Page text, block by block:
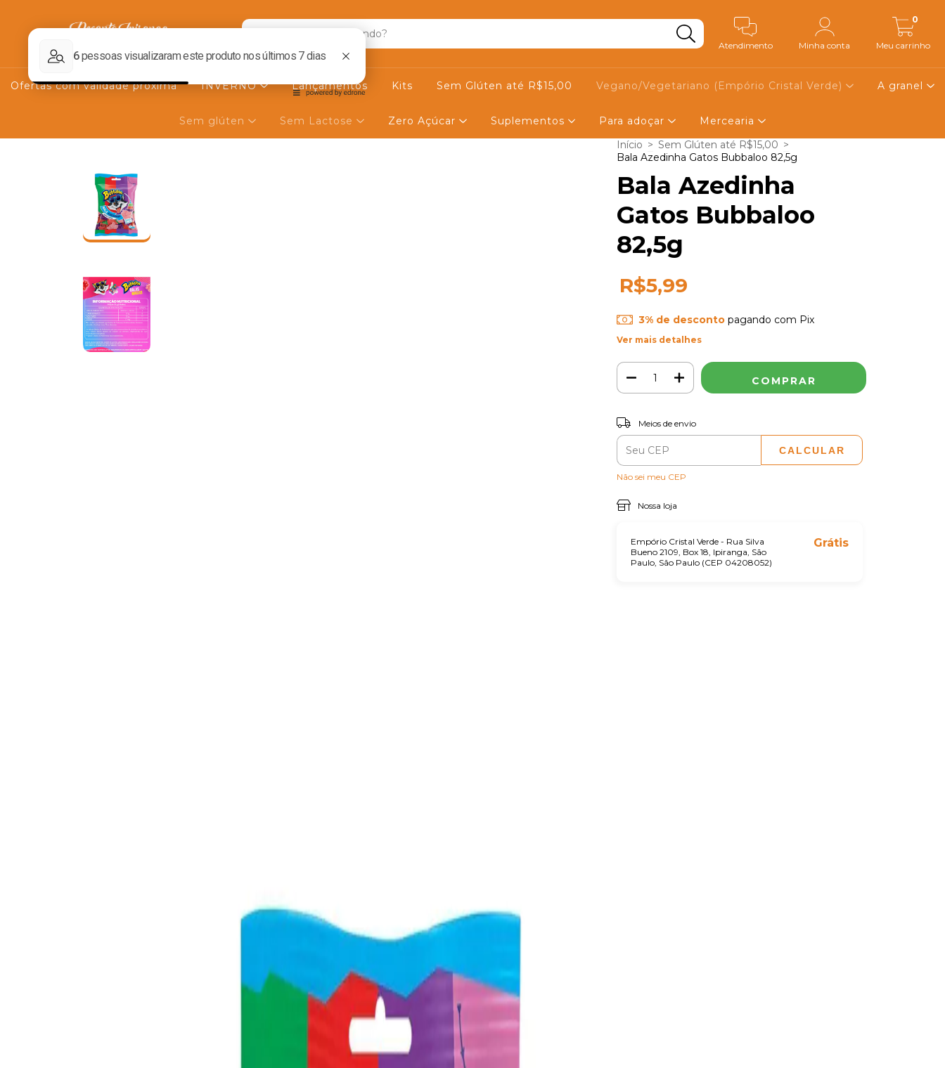
Atendimento Minha conta Meu carrinho
0
Ofertas com validade próxima INVERNO Lançamentos Kits Sem Glúten até R$15,00 Vegano/Vegetariano (Empório Cristal Verde) A granel
Sem glúten Sem Lactose Zero Açúcar Suplementos Para adoçar Mercearia
Início > Sem Glúten até R$15,00 >
Bala Azedinha Gatos Bubbaloo 82,5g
Bala Azedinha
Gatos Bubbaloo
82,5g
R$5,99
3% de desconto pagando com Pix
Ver mais detalhes
Entregas para o CEP:
Meios de envio
CALCULAR
Não sei meu CEP
Nossa loja
Empório Cristal Verde - Rua Silva
Bueno 2109, Box 18, Ipiranga, São
Paulo, São Paulo (CEP 04208052)
Grátis